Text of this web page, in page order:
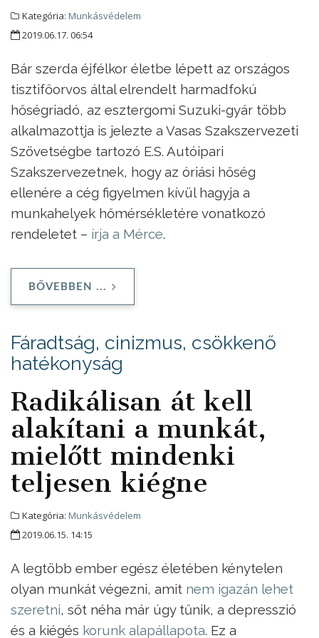
Kategória: Munkásvédelem
2019.06.17. 06:54
Bár szerda éjfélkor életbe lépett az országos
tisztifőorvos által elrendelt harmadfokú
hőségriadó, az esztergomi Suzuki-gyár több
alkalmazottja is jelezte a Vasas Szakszervezeti
Szövetségbe tartozó E.S. Autóipari
Szakszervezetnek, hogy az óriási hőség
ellenére a cég figyelmen kívül hagyja a
munkahelyek hőmérsékletére vonatkozó
rendeletet – írja a Mérce.
BŐVEBBEN ...
Fáradtság, cinizmus, csökkenő
hatékonyság
Radikálisan át kell
alakítani a munkát,
mielőtt mindenki
teljesen kiégne
Kategória: Munkásvédelem
2019.06.15. 14:15
A legtöbb ember egész életében kénytelen
olyan munkát végezni, amit nem igazán lehet
szeretni, sőt néha már úgy tűnik, a depresszió
és a kiégés korunk alapállapota. Ez a